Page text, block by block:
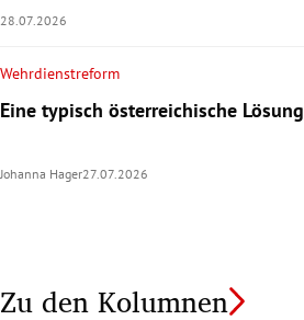
28.07.2026
Wehrdienstreform
Eine typisch österreichische Lösung
Johanna Hager27.07.2026
Zu den Kolumnen